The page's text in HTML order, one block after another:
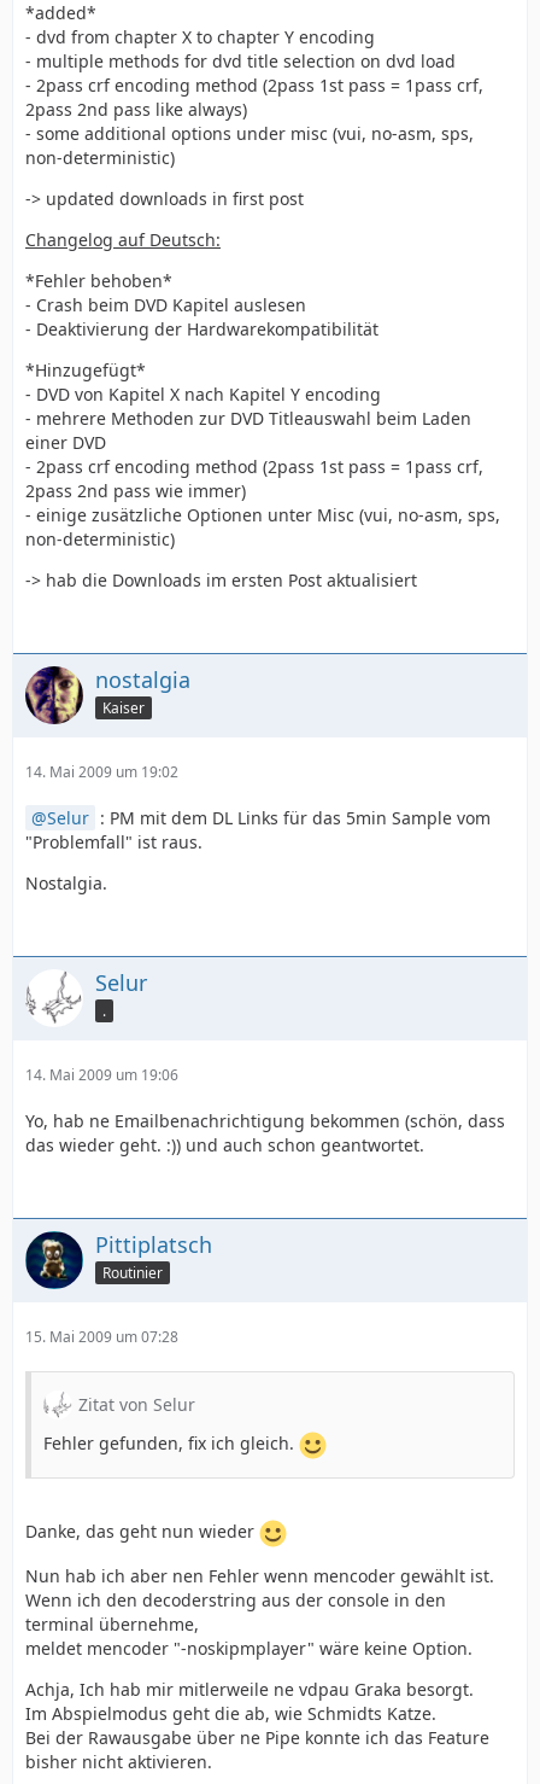
*added*
- dvd from chapter X to chapter Y encoding
- multiple methods for dvd title selection on dvd load
- 2pass crf encoding method (2pass 1st pass = 1pass crf,
2pass 2nd pass like always)
- some additional options under misc (vui, no-asm, sps,
non-deterministic)
-> updated downloads in first post
Changelog auf Deutsch:
*Fehler behoben*
- Crash beim DVD Kapitel auslesen
- Deaktivierung der Hardwarekompatibilität
*Hinzugefügt*
- DVD von Kapitel X nach Kapitel Y encoding
- mehrere Methoden zur DVD Titleauswahl beim Laden
einer DVD
- 2pass crf encoding method (2pass 1st pass = 1pass crf,
2pass 2nd pass wie immer)
- einige zusätzliche Optionen unter Misc (vui, no-asm, sps,
non-deterministic)
-> hab die Downloads im ersten Post aktualisiert
nostalgia
Kaiser
14. Mai 2009 um 19:02
Selur : PM mit dem DL Links für das 5min Sample vom
"Problemfall" ist raus.
Nostalgia.
Selur
.
14. Mai 2009 um 19:06
Yo, hab ne Emailbenachrichtigung bekommen (schön, dass
das wieder geht. :)) und auch schon geantwortet.
Pittiplatsch
Routinier
15. Mai 2009 um 07:28
Zitat von Selur
Fehler gefunden, fix ich gleich.
Danke, das geht nun wieder
Nun hab ich aber nen Fehler wenn mencoder gewählt ist.
Wenn ich den decoderstring aus der console in den
terminal übernehme,
meldet mencoder "-noskipmplayer" wäre keine Option.
Achja, Ich hab mir mitlerweile ne vdpau Graka besorgt.
Im Abspielmodus geht die ab, wie Schmidts Katze.
Bei der Rawausgabe über ne Pipe konnte ich das Feature
bisher nicht aktivieren.